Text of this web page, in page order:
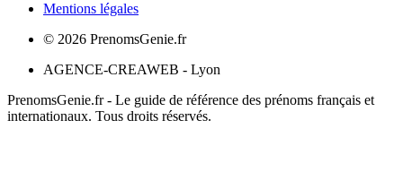
Mentions légales
© 2026 PrenomsGenie.fr
AGENCE-CREAWEB - Lyon
PrenomsGenie.fr - Le guide de référence des prénoms français et
internationaux. Tous droits réservés.